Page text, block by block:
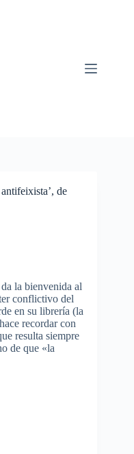
de
la bienvenida al
conflictivo del
en su librería (la
recordar con
resulta siempre
de que «la